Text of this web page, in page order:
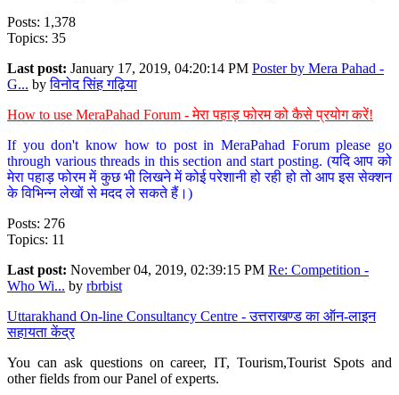
Posts: 1,378
Topics: 35
Last post: January 17, 2019, 04:20:14 PM Poster by Mera Pahad -
G... byविनोद सिंह गढ़िया
How to use MeraPahad Forum - मेरा पहाड़ फोरम को कैसे प्रयोग करें!
If you don't know how to post in MeraPahad Forum please go
through various threads in this section and start posting. (यदि आप को
मेरा पहाड़ फोरम में कुछ भी लिखने में कोई परेशानी हो रही हो तो आप इस सेक्शन
के विभिन्न लेखों से मदद ले सकते हैं।)
Posts: 276
Topics: 11
Last post: November 04, 2019, 02:39:15 PM Re: Competition -
Who Wi... by rbrbist
Uttarakhand On-line Consultancy Centre - उत्तराखण्ड का ऑन-लाइन
सहायता केंद्र
You can ask questions on career, IT, Tourism,Tourist Spots and
other fields from our Panel of experts.